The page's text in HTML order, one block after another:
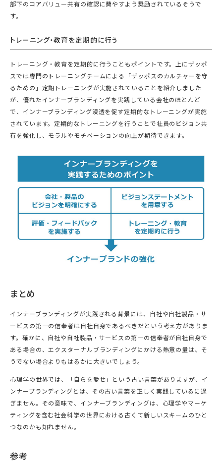
部下のコアバリュー共有の確認に費やすよう奨励されているそうで
す。
トレーニング・教育を定期的に行う
トレーニング・教育を定期的に行うこともポイントです。上にザッポ
スでは専門のトレーニングチームによる「ザッポスのカルチャーを守
るための」定期トレーニングが実施されていることを紹介しました
が、優れたインナーブランディングを実践している会社のほとんど
で、インナーブランディング浸透を促す定期的なトレーニングが実施
されています。定期的なトレーニングを行うことで社員のビジョン共
有を強化し、モラルやモチベーションの向上が期待できます。
まとめ
インナーブランディングが実践される背景には、自社や自社製品・サ
ービスの第一の信奉者は自社自身であるべきだという考え方がありま
す。確かに、自社や自社製品・サービスの第一の信奉者が自社自身で
ある場合の、エクスターナルブランディングにかける熱意の量は、そ
うでない場合よりもはるかに大きいでしょう。
心理学の世界では、「自らを愛せ」という古い言葉がありますが、イ
ンナーブランディングとは、その古い言葉を正しく実践しているに過
ぎません。その意味で、インナーブランディングは、心理学やマーケ
ティングを含む社会科学の世界における古くて新しいスキームのひと
つなのかも知れません。
参考